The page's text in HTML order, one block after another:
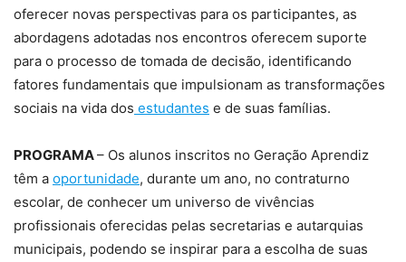
oferecer novas perspectivas para os participantes, as
abordagens adotadas nos encontros oferecem suporte
para o processo de tomada de decisão, identificando
fatores fundamentais que impulsionam as transformações
sociais na vida dos estudantes e de suas famílias.
PROGRAMA– Os alunos inscritos no Geração Aprendiz
têm a oportunidade, durante um ano, no contraturno
escolar, de conhecer um universo de vivências
profissionais oferecidas pelas secretarias e autarquias
municipais, podendo se inspirar para a escolha de suas